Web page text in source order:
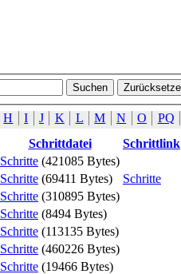
H I J K L M N O PQ
Schrittdatei
Schrittlink
Schritte (421085 Bytes)
Schritte (69411 Bytes)
Schritte
Schritte (310895 Bytes)
Schritte (8494 Bytes)
Schritte (113135 Bytes)
Schritte (460226 Bytes)
Schritte (19466 Bytes)